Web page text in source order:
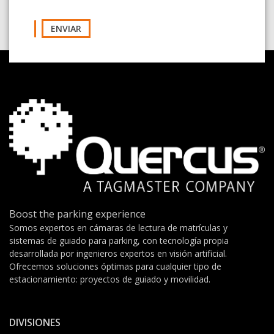
ENVIAR
Boost the parking experience
Somos expertos en cámaras de lectura de matrículas y
sistemas de guiado para parking, con tecnología propia
desarrollada por ingenieros expertos en visión artificial.
Ofrecemos soluciones óptimas para cualquier tipo de
estacionamiento: proyectos de guiado y movilidad.
DIVISIONES